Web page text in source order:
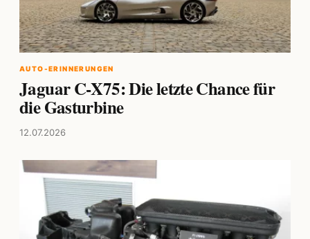
AUTO-ERINNERUNGEN
Jaguar C-X75: Die letzte Chance für
die Gasturbine
12.07.2026